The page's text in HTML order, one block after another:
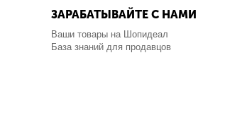
ЗАРАБАТЫВАЙТЕ С НАМИ
Ваши товары на Шопидеал
База знаний для продавцов